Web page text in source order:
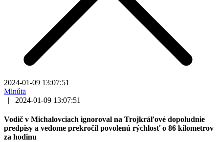
2024-01-09 13:07:51
Minúta
|
2024-01-09 13:07:51
Vodič v Michalovciach ignoroval na Trojkráľové dopoludnie
predpisy a vedome prekročil povolenú rýchlosť o 86 kilometrov
za hodinu